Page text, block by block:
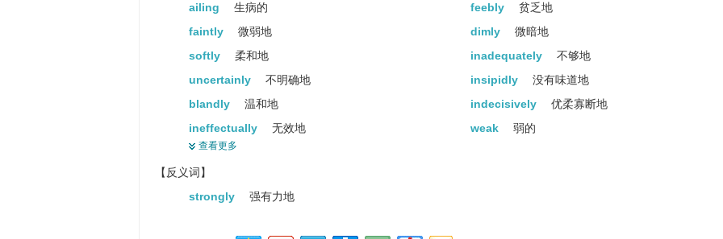
ailing
生病的 feebly
贫乏地
faintly
微弱地 dimly
微暗地
softly
柔和地 inadequately
不够地
uncertainly
不明确地 insipidly
没有味道地
blandly
温和地 indecisively
优柔寡断地
ineffectually
无效地 weak
弱的
debile
decrepit
sapless
没有元气的
查看更多
【反义词】
strongly
强有力地